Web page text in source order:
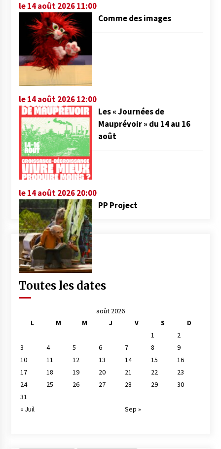
le 14 août 2026 11:00
Comme des images
le 14 août 2026 12:00
Les « Journées de
Mauprévoir » du 14 au 16
août
le 14 août 2026 20:00
PP Project
Toutes les dates
août 2026
L
M M J V S
D
1
2
3
4 5 6 7 8
9
10
11 12 13 14 15
16
17
18 19 20 21 22
23
24
25 26 27 28 29
30
31
« Juil
Sep »